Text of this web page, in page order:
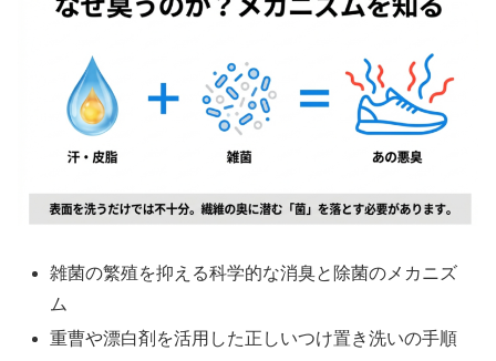
雑菌の繁殖を抑える科学的な消臭と除菌のメカニズ
ム
重曹や漂白剤を活用した正しいつけ置き洗いの手順